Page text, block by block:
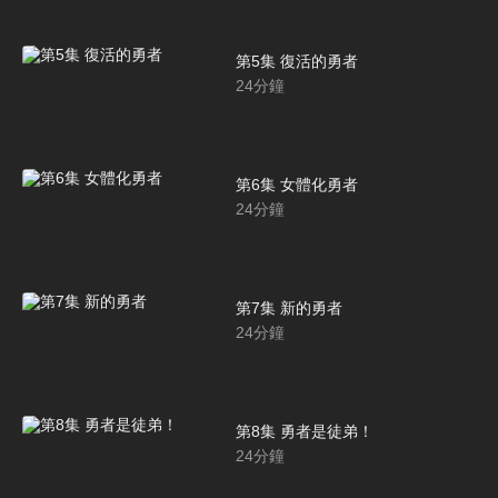
第5集 復活的勇者
24分鐘
第6集 女體化勇者
24分鐘
第7集 新的勇者
24分鐘
第8集 勇者是徒弟！
24分鐘